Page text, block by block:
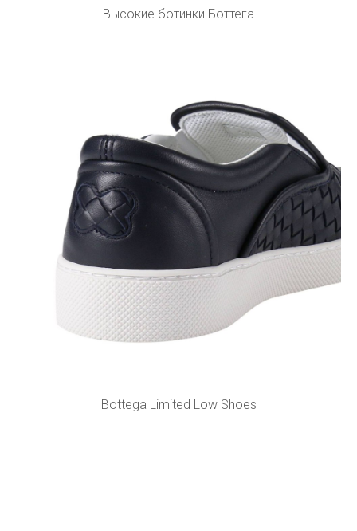
Высокие ботинки Боттега
Bottega Limited Low Shoes